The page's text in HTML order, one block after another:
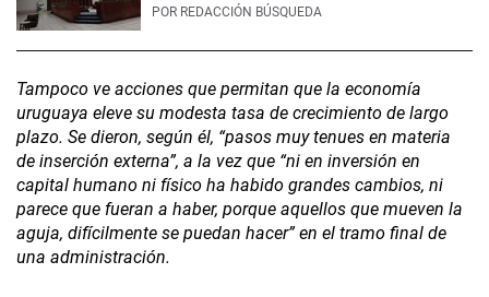
POR REDACCIÓN BÚSQUEDA
Tampoco ve acciones que permitan que la economía
uruguaya eleve su modesta tasa de crecimiento de largo
plazo. Se dieron, según él, “pasos muy tenues en materia
de inserción externa”, a la vez que “ni en inversión en
capital humano ni físico ha habido grandes cambios, ni
parece que fueran a haber, porque aquellos que mueven la
aguja, difícilmente se puedan hacer” en el tramo final de
una administración.